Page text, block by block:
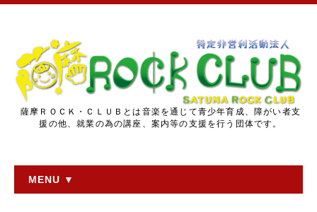
薩摩ＲＯＣＫ・ＣＬＵＢとは音楽を通じて青少年育成、障がい者支
援の他、就業の為の講座、案内等の支援を行う団体です。
MENU ▼